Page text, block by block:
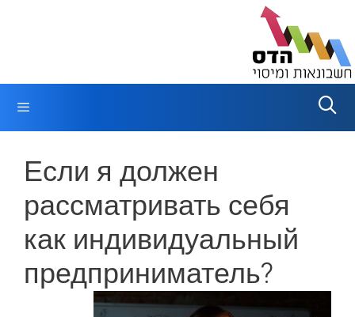
Если я должен
рассматривать себя
как индивидуальный
предприниматель?